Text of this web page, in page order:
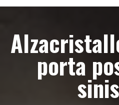
porta